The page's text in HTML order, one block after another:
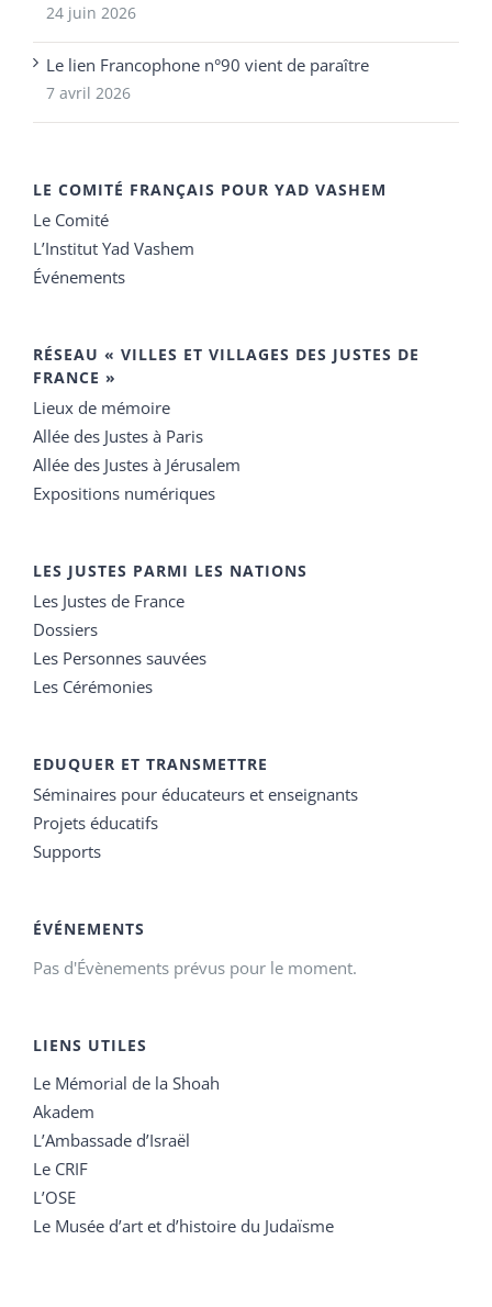
24 juin 2026
Le lien Francophone n°90 vient de paraître
7 avril 2026
LE COMITÉ FRANÇAIS POUR YAD VASHEM
Le Comité
L’Institut Yad Vashem
Événements
RÉSEAU « VILLES ET VILLAGES DES JUSTES DE
FRANCE »
Lieux de mémoire
Allée des Justes à Paris
Allée des Justes à Jérusalem
Expositions numériques
LES JUSTES PARMI LES NATIONS
Les Justes de France
Dossiers
Les Personnes sauvées
Les Cérémonies
EDUQUER ET TRANSMETTRE
Séminaires pour éducateurs et enseignants
Projets éducatifs
Supports
ÉVÉNEMENTS
Pas d'Évènements prévus pour le moment.
LIENS UTILES
Le Mémorial de la Shoah
Akadem
L’Ambassade d’Israël
Le CRIF
L’OSE
Le Musée d’art et d’histoire du Judaïsme